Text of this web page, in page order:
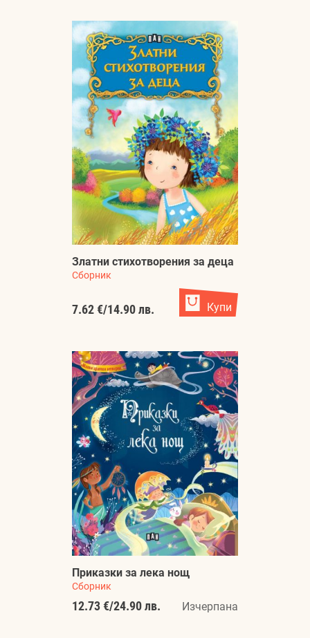
Златни стихотворения за деца
Сборник
7.62 €/14.90 лв. Купи
Приказки за лека нощ
Сборник
12.73 €/24.90 лв. Изчерпана